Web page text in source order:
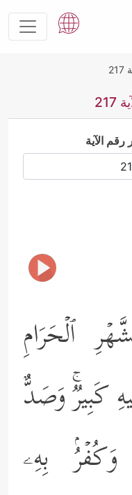
رقم الآية
ٱلۡحَرَامِ
كَبِیرࣱۚ وَصَدٌّ
بِهِۦ